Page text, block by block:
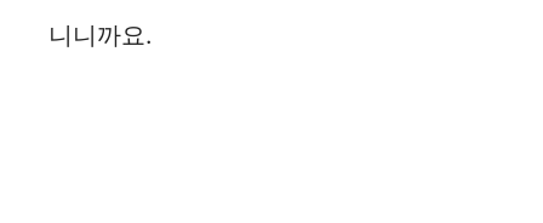
니니까요.